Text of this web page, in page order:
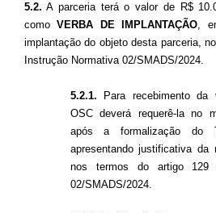
5.2. A parceria terá o valor de R$
comoVERBA DE IMPLANTAÇÃO,
implantação do objeto desta parceria,
Instrução Normativa 02/SMADS/2024.
5.2.1. Para recebimento da
OSC deverá requerê-la no
após a formalização do
apresentando justificativa da
nos termos do artigo 129
02/SMADS/2024.